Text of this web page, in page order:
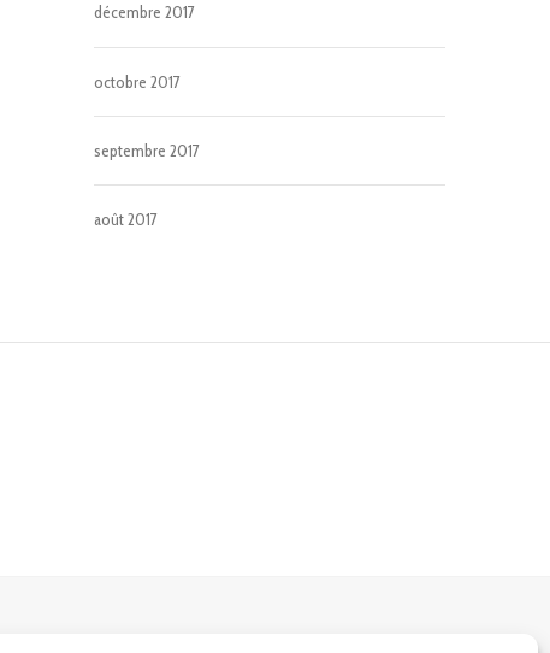
décembre 2017
octobre 2017
septembre 2017
août 2017